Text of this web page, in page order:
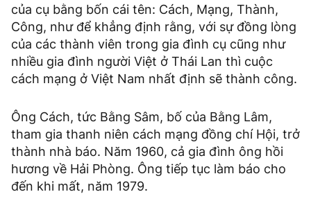
của cụ bằng bốn cái tên: Cách, Mạng, Thành,
Công, như để khẳng định rằng, với sự đồng lòng
của các thành viên trong gia đình cụ cũng như
nhiều gia đình người Việt ở Thái Lan thì cuộc
cách mạng ở Việt Nam nhất định sẽ thành công.
Ông Cách, tức Bằng Sâm, bố của Bằng Lâm,
tham gia thanh niên cách mạng đồng chí Hội, trở
thành nhà báo. Năm 1960, cả gia đình ông hồi
hương về Hải Phòng. Ông tiếp tục làm báo cho
đến khi mất, năm 1979.